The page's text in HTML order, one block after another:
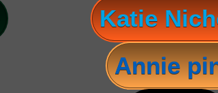
Katie
Annie